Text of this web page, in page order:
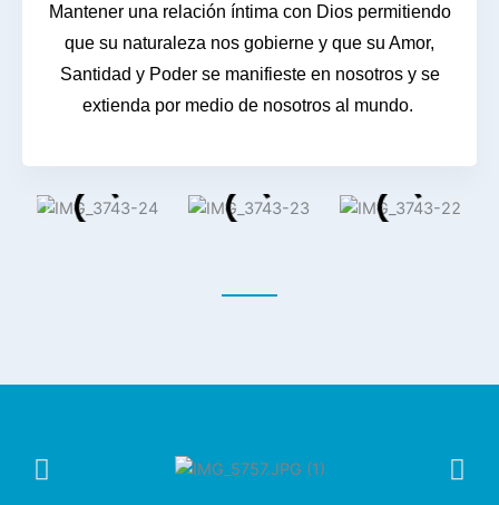
Mantener una relación íntima con Dios permitiendo
que su naturaleza nos gobierne y que su Amor,
Santidad y Poder se manifieste en nosotros y se
extienda por medio de nosotros al mundo.